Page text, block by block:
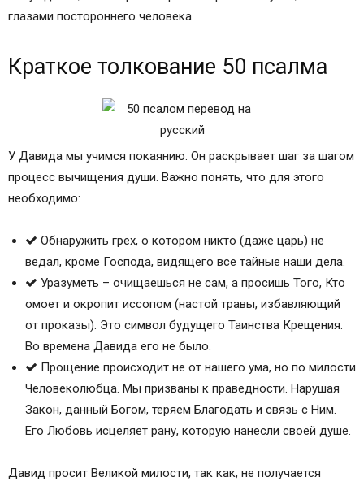
глазами постороннего человека.
Краткое толкование 50 псалма
У Давида мы учимся покаянию. Он раскрывает шаг за шагом
процесс вычищения души. Важно понять, что для этого
необходимо:
Обнаружить грех, о котором никто (даже царь) не
ведал, кроме Господа, видящего все тайные наши дела.
Уразуметь – очищаешься не сам, а просишь Того, Кто
омоет и окропит иссопом (настой травы, избавляющий
от проказы). Это символ будущего Таинства Крещения.
Во времена Давида его не было.
Прощение происходит не от нашего ума, но по милости
Человеколюбца. Мы призваны к праведности. Нарушая
Закон, данный Богом, теряем Благодать и связь с Ним.
Его Любовь исцеляет рану, которую нанесли своей душе.
Давид просит Великой милости, так как, не получается